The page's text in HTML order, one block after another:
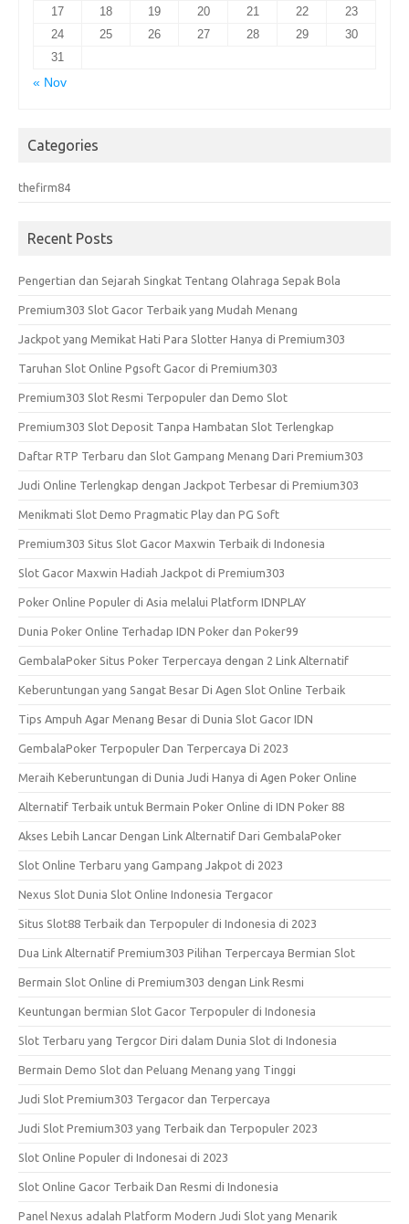
17 18 19 20 21 22
23
24
25 26 27 28 29
30
31
« Nov
Categories
thefirm84
Recent Posts
Pengertian dan Sejarah Singkat Tentang Olahraga Sepak Bola
Premium303 Slot Gacor Terbaik yang Mudah Menang
Jackpot yang Memikat Hati Para Slotter Hanya di Premium303
Taruhan Slot Online Pgsoft Gacor di Premium303
Premium303 Slot Resmi Terpopuler dan Demo Slot
Premium303 Slot Deposit Tanpa Hambatan Slot Terlengkap
Daftar RTP Terbaru dan Slot Gampang Menang Dari Premium303
Judi Online Terlengkap dengan Jackpot Terbesar di Premium303
Menikmati Slot Demo Pragmatic Play dan PG Soft
Premium303 Situs Slot Gacor Maxwin Terbaik di Indonesia
Slot Gacor Maxwin Hadiah Jackpot di Premium303
Poker Online Populer di Asia melalui Platform IDNPLAY
Dunia Poker Online Terhadap IDN Poker dan Poker99
GembalaPoker Situs Poker Terpercaya dengan 2 Link Alternatif
Keberuntungan yang Sangat Besar Di Agen Slot Online Terbaik
Tips Ampuh Agar Menang Besar di Dunia Slot Gacor IDN
GembalaPoker Terpopuler Dan Terpercaya Di 2023
Meraih Keberuntungan di Dunia Judi Hanya di Agen Poker Online
Alternatif Terbaik untuk Bermain Poker Online di IDN Poker 88
Akses Lebih Lancar Dengan Link Alternatif Dari GembalaPoker
Slot Online Terbaru yang Gampang Jakpot di 2023
Nexus Slot Dunia Slot Online Indonesia Tergacor
Situs Slot88 Terbaik dan Terpopuler di Indonesia di 2023
Dua Link Alternatif Premium303 Pilihan Terpercaya Bermian Slot
Bermain Slot Online di Premium303 dengan Link Resmi
Keuntungan bermian Slot Gacor Terpopuler di Indonesia
Slot Terbaru yang Tergcor Diri dalam Dunia Slot di Indonesia
Bermain Demo Slot dan Peluang Menang yang Tinggi
Judi Slot Premium303 Tergacor dan Terpercaya
Judi Slot Premium303 yang Terbaik dan Terpopuler 2023
Slot Online Populer di Indonesai di 2023
Slot Online Gacor Terbaik Dan Resmi di Indonesia
Panel Nexus adalah Platform Modern Judi Slot yang Menarik